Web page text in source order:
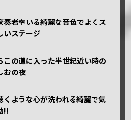
奏者率いる綺麗な音色でよくス
いステージ
この道に入った半世紀近い時の
おの夜
くような心が洗われる綺麗で気
!!